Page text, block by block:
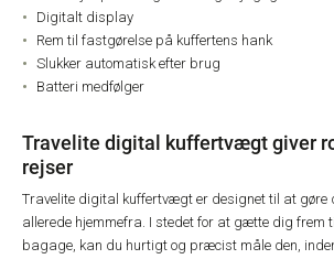
Digitalt display
Rem til fastgørelse på kuffertens hank
Slukker automatisk efter brug
Batteri medfølger
Travelite digital kuffertvægt giver
rejser
Travelite digital kuffertvægt er designet til at gøre
allerede hjemmefra. I stedet for at gætte dig frem
bagage, kan du hurtigt og præcist måle den,